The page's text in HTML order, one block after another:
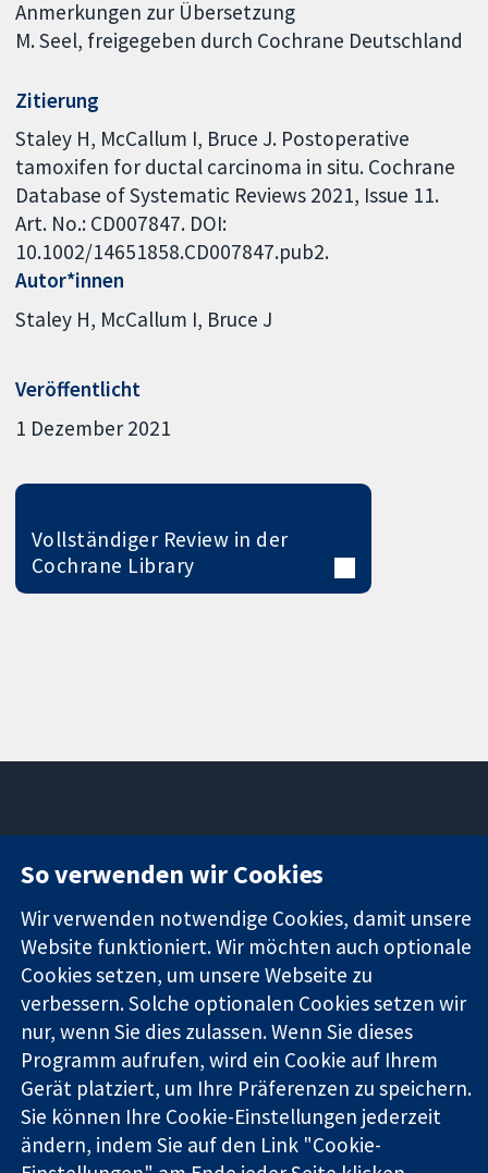
Anmerkungen zur Übersetzung
M. Seel, freigegeben durch Cochrane Deutschland
Zitierung
Staley H, McCallum I, Bruce J. Postoperative
tamoxifen for ductal carcinoma in situ. Cochrane
Database of Systematic Reviews 2021, Issue 11.
Art. No.: CD007847. DOI:
10.1002/14651858.CD007847.pub2.
Autor*innen
Staley H McCallum I Bruce J
Veröffentlicht
1 Dezember 2021
Vollständiger Review in der
Cochrane Library
Evidenz
Informierte
Entscheidungen
Bessere
Square
W1G0AN
Vereinigtes
Königreich
Pressestelle
Über uns
Cochrane
Library
Die Cochrane Collaboration ist eine gemeinützige Organisation
(Nr. 1045921) und in England und in Wales als eine Gesellschaft
mit beschränkter Haftung (Nr. 03044323) registriert.
So verwenden wir Cookies
Wir verwenden notwendige Cookies, damit unsere
Website funktioniert. Wir möchten auch optionale
Cookies setzen, um unsere Webseite zu
verbessern. Solche optionalen Cookies setzen wir
nur, wenn Sie dies zulassen. Wenn Sie dieses
Programm aufrufen, wird ein Cookie auf Ihrem
Gerät platziert, um Ihre Präferenzen zu speichern.
Sie können Ihre Cookie-Einstellungen jederzeit
ändern, indem Sie auf den Link "Cookie-